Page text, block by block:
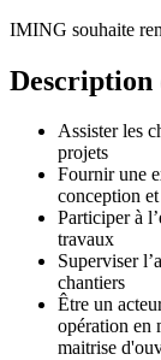
IMING souhaite
Description
Assister les
projets
Fournir une
conception
Participer à
travaux
Superviser
chantiers
Être un
opération en
maitrise